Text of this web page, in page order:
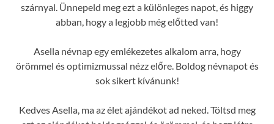
szárnyal. Ünnepeld meg ezt a különleges napot, és higgy
abban, hogy a legjobb még előtted van!
Asella névnap egy emlékezetes alkalom arra, hogy
örömmel és optimizmussal nézz előre. Boldog névnapot és
sok sikert kívánunk!
Kedves Asella, ma az élet ajándékot ad neked. Töltsd meg